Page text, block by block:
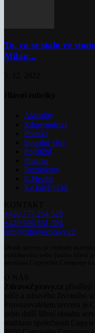
To, co se stalo ve
Milan...
Aktuality
Zdravotnictví
Politika
Sociální věci
Pojištění
Pharma
Rozhovory
E-Health
Ke kávě i čaji
+420 777 264 528
+420 606 831 394
info@zdravezpravy.cz